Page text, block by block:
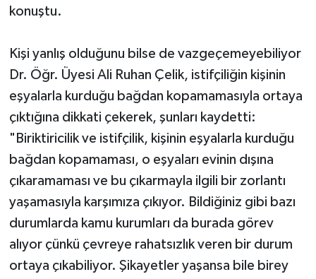
konuştu.
Kişi yanlış olduğunu bilse de vazgeçemeyebiliyor
Dr. Öğr. Üyesi Ali Ruhan Çelik, istifçiliğin kişinin
eşyalarla kurduğu bağdan kopamamasıyla ortaya
çıktığına dikkati çekerek, şunları kaydetti:
"Biriktiricilik ve istifçilik, kişinin eşyalarla kurduğu
bağdan kopamaması, o eşyaları evinin dışına
çıkaramaması ve bu çıkarmayla ilgili bir zorlantı
yaşamasıyla karşımıza çıkıyor. Bildiğiniz gibi bazı
durumlarda kamu kurumları da burada görev
alıyor çünkü çevreye rahatsızlık veren bir durum
ortaya çıkabiliyor. Şikayetler yaşansa bile birey